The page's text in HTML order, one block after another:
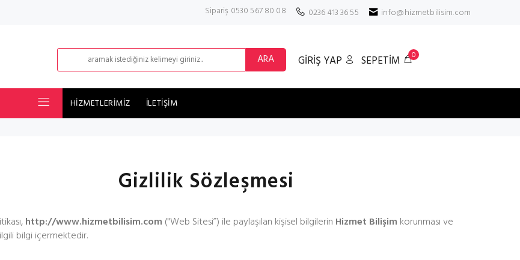
Sipariş 0530 567 80 08 0236 413 36 55 info@hizmetbilisim.com
ARA GİRİŞ YAP SEPETİM 0
HİZMETLERİMİZ İLETİŞİM
Gizlilik Sözleşmesi
http://www.hizmetbilisim.com ("Web Sitesi”) ile paylaşılan kişisel bilgilerin Hizmet Bilişim korunması ve
ilgili bilgi içermektedir.